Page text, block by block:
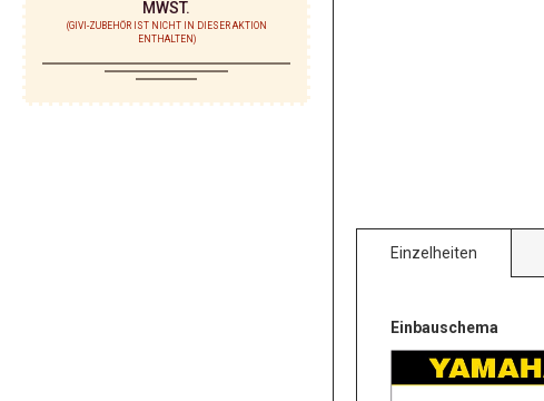
Einzelheiten
Einbauschema
MWST.
(GIVI-ZUBEHÖR IST NICHT IN DIESER AKTION
ENTHALTEN)